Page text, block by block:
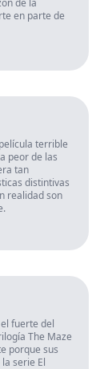
de la
en parte de
terrible
peor de las
tan
distintivas
realidad son
fuerte del
The Maze
porque sus
serie El